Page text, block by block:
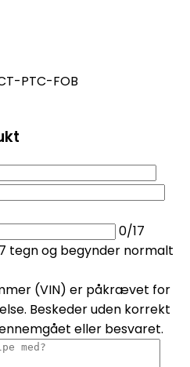
PTC-FOB
0/17
tegn og begynder normalt
(VIN) er påkrævet for
Beskeder uden korrekt
eller besvaret.